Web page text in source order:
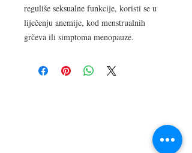
reguliše seksualne funkcije, koristi se u
liječenju anemije, kod menstrualnih
grčeva ili simptoma menopauze.